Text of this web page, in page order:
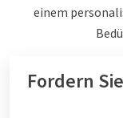
einem
Fordern